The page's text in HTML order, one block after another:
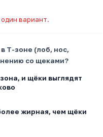
вариант.
Т-зоне (лоб, нос,
со щеками?
и щёки выглядят
жирная, чем щёки